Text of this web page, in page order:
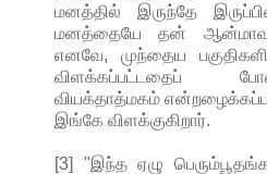
மனத்தில் இருந்தே
மனத்தையே தன்
எனவே, முந்தைய
விளக்கப்பட்டதைப்
வியக்தாத்மகம்
இங்கே விளக்குகிறார்.
[3] "இந்த ஏழு